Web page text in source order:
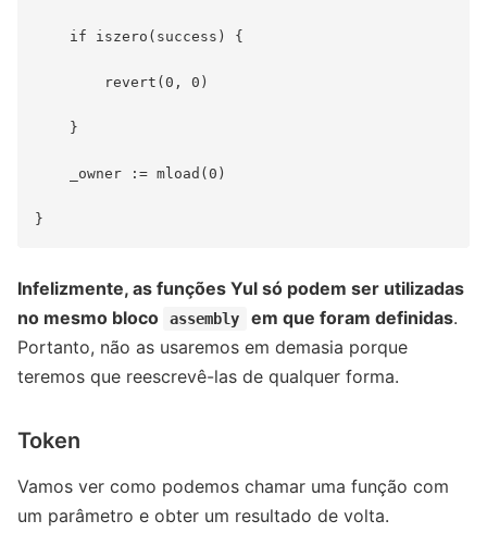
    if iszero(success) {
        revert(0, 0)
    }
    _owner := mload(0)
Infelizmente, as funções Yul só podem ser utilizadas
no mesmo bloco
assembly em que foram definidas.
Portanto, não as usaremos em demasia porque
teremos que reescrevê-las de qualquer forma.
Token
Vamos ver como podemos chamar uma função com
um parâmetro e obter um resultado de volta.